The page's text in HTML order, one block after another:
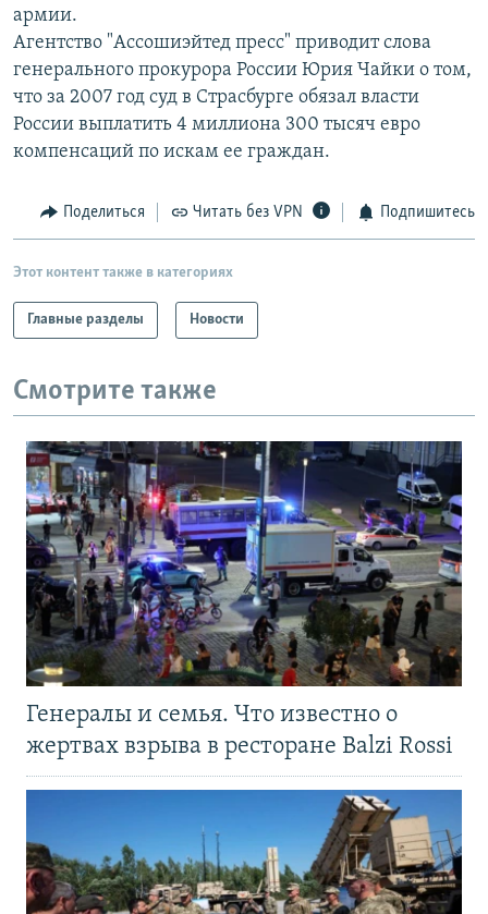
Все сайты РСЕ/РС
армии.
Агентство "Ассошиэйтед пресс" приводит слова
генерального прокурора России Юрия Чайки о том,
что за 2007 год суд в Страсбурге обязал власти
России выплатить 4 миллиона 300 тысяч евро
компенсаций по искам ее граждан.
Поделиться Читать без VPN Подпишитесь
Этот контент также в категориях
Главные разделы Новости
Смотрите также
Генералы и семья. Что известно о
жертвах взрыва в ресторане Balzi Rossi